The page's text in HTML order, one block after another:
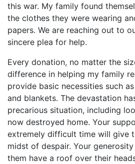
this war. My family found
the clothes they were wearing
papers. We are reaching out to
sincere plea for help.
Every donation, no matter the
difference in helping my family
provide basic necessities such
and blankets. The devastation
precarious situation, including
now destroyed home. Your
extremely difficult time will give
midst of despair. Your
them have a roof over their